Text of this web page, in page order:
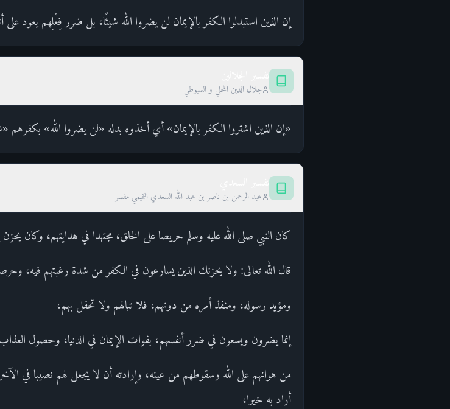
إن الذين استبدلوا الكفر بالإيمان لن يضروا الله شيئًا، بل ضرر فِعْلِهم يعود
جلال الدين المحلي و السيوطي
«إن الذين اشتروا الكفر بالإيمان» أي أخذوه بدله «لن يضروا الله» بكفرهم
عبد الرحمن بن ناصر بن عبد الله السعدي التميمي مفسر
كان النبي صلى الله عليه وسلم حريصا على الخلق، مجتهدا في هدايتهم، وكان يحزن
قال الله تعالى: ولا يحزنك الذين يسارعون في الكفر من شدة رغبتهم فيه،
ومؤيد رسوله، ومنفذ أمره من دونهم، فلا تبالهم ولا تحفل بهم،
إنما يضرون ويسعون في ضرر أنفسهم، بفوات الإيمان في الدنيا، وحصول العذاب
من هوانهم على الله وسقوطهم من عينه، وإرادته أن لا يجعل لهم نصيبا في
أراد به خيرا،